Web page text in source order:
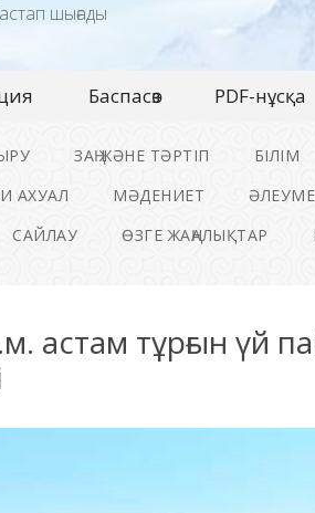
шығады
Баспасөз PDF-нұсқа
ЗАҢ ЖӘНЕ ТӘРТІП БІЛІМ
АХУАЛ МӘДЕНИЕТ
САЙЛАУ ӨЗГЕ ЖАҢАЛЫҚТАР
тұрғын үй